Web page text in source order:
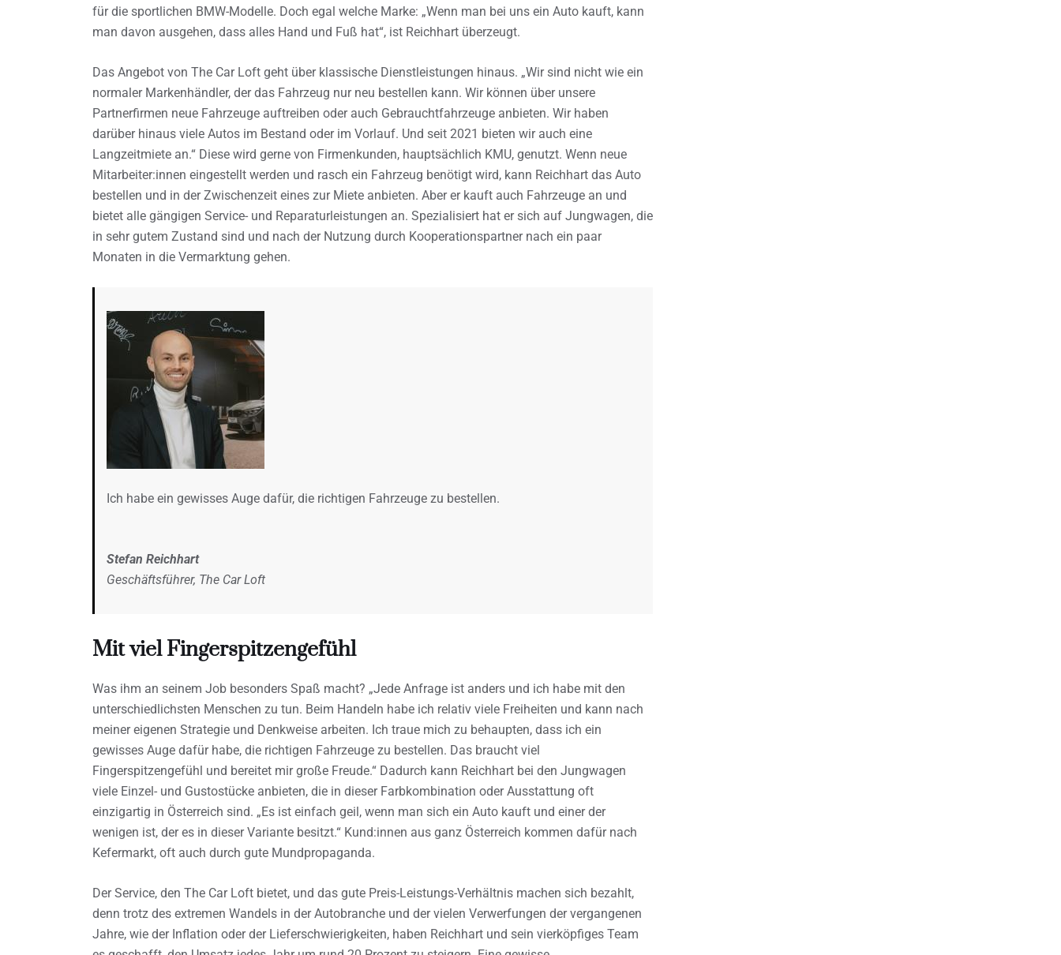
für die sportlichen BMW-Modelle. Doch egal welche Marke: „Wenn man bei uns ein Auto kauft, kann
man davon ausgehen, dass alles Hand und Fuß hat“, ist Reichhart überzeugt.
Das Angebot von The Car Loft geht über klassische Dienstleistungen hinaus. „Wir sind nicht wie ein
normaler Markenhändler, der das Fahrzeug nur neu bestellen kann. Wir können über unsere
Partnerfirmen neue Fahrzeuge auftreiben oder auch Gebrauchtfahrzeuge anbieten. Wir haben
darüber hinaus viele Autos im Bestand oder im Vorlauf. Und seit 2021 bieten wir auch eine
Langzeitmiete an.“ Diese wird gerne von Firmenkunden, hauptsächlich KMU, genutzt. Wenn neue
Mitarbeiter:innen eingestellt werden und rasch ein Fahrzeug benötigt wird, kann Reichhart das Auto
bestellen und in der Zwischenzeit eines zur Miete anbieten. Aber er kauft auch Fahrzeuge an und
bietet alle gängigen Service- und Reparaturleistungen an. Spezialisiert hat er sich auf Jungwagen, die
in sehr gutem Zustand sind und nach der Nutzung durch Kooperationspartner nach ein paar
Monaten in die Vermarktung gehen.
Ich habe ein gewisses Auge dafür, die richtigen Fahrzeuge zu bestellen.
Stefan Reichhart
Geschäftsführer, The Car Loft
Mit viel Fingerspitzengefühl
Was ihm an seinem Job besonders Spaß macht? „Jede Anfrage ist anders und ich habe mit den
unterschiedlichsten Menschen zu tun. Beim Handeln habe ich relativ viele Freiheiten und kann nach
meiner eigenen Strategie und Denkweise arbeiten. Ich traue mich zu behaupten, dass ich ein
gewisses Auge dafür habe, die richtigen Fahrzeuge zu bestellen. Das braucht viel
Fingerspitzengefühl und bereitet mir große Freude.“ Dadurch kann Reichhart bei den Jungwagen
viele Einzel- und Gustostücke anbieten, die in dieser Farbkombination oder Ausstattung oft
einzigartig in Österreich sind. „Es ist einfach geil, wenn man sich ein Auto kauft und einer der
wenigen ist, der es in dieser Variante besitzt.“ Kund:innen aus ganz Österreich kommen dafür nach
Kefermarkt, oft auch durch gute Mundpropaganda.
Der Service, den The Car Loft bietet, und das gute Preis-Leistungs-Verhältnis machen sich bezahlt,
denn trotz des extremen Wandels in der Autobranche und der vielen Verwerfungen der vergangenen
Jahre, wie der Inflation oder der Lieferschwierigkeiten, haben Reichhart und sein vierköpfiges Team